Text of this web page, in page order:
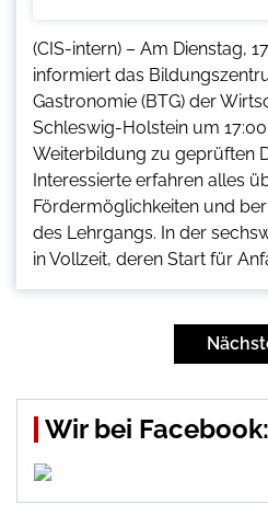
(CIS-intern) – Am Dienstag,
informiert das
Gastronomie (BTG) der
Schleswig-Holstein um
Weiterbildung zu geprüften
Interessierte erfahren alles
Fördermöglichkeiten und
des Lehrgangs. In der
in Vollzeit, deren Start für
Wir bei Facebook: